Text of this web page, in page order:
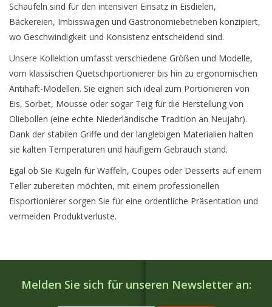
Schaufeln sind für den intensiven Einsatz in Eisdielen,
Bäckereien, Imbisswagen und Gastronomiebetrieben konzipiert,
wo Geschwindigkeit und Konsistenz entscheidend sind.
Unsere Kollektion umfasst verschiedene Größen und Modelle,
vom klassischen Quetschportionierer bis hin zu ergonomischen
Antihaft-Modellen. Sie eignen sich ideal zum Portionieren von
Eis, Sorbet, Mousse oder sogar Teig für die Herstellung von
Oliebollen (eine echte Niederländische Tradition an Neujahr).
Dank der stabilen Griffe und der langlebigen Materialien halten
sie kalten Temperaturen und häufigem Gebrauch stand.
Egal ob Sie Kugeln für Waffeln, Coupes oder Desserts auf einem
Teller zubereiten möchten, mit einem professionellen
Eisportionierer sorgen Sie für eine ordentliche Präsentation und
vermeiden Produktverluste.
Melden Sie sich für unseren Newsletter an: